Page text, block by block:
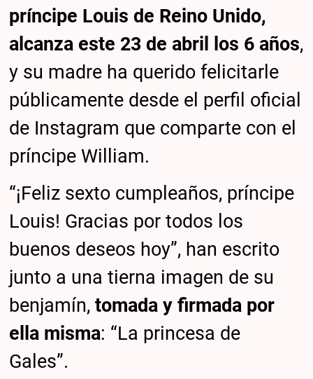
príncipe Louis de Reino Unido,
alcanza este 23 de abril los 6 años,
y su madre ha querido felicitarle
públicamente desde el perfil oficial
de Instagram que comparte con el
príncipe William.
“¡Feliz sexto cumpleaños, príncipe
Louis! Gracias por todos los
buenos deseos hoy”, han escrito
junto a una tierna imagen de su
benjamín,tomada y firmada por
ella misma: “La princesa de
Gales”.